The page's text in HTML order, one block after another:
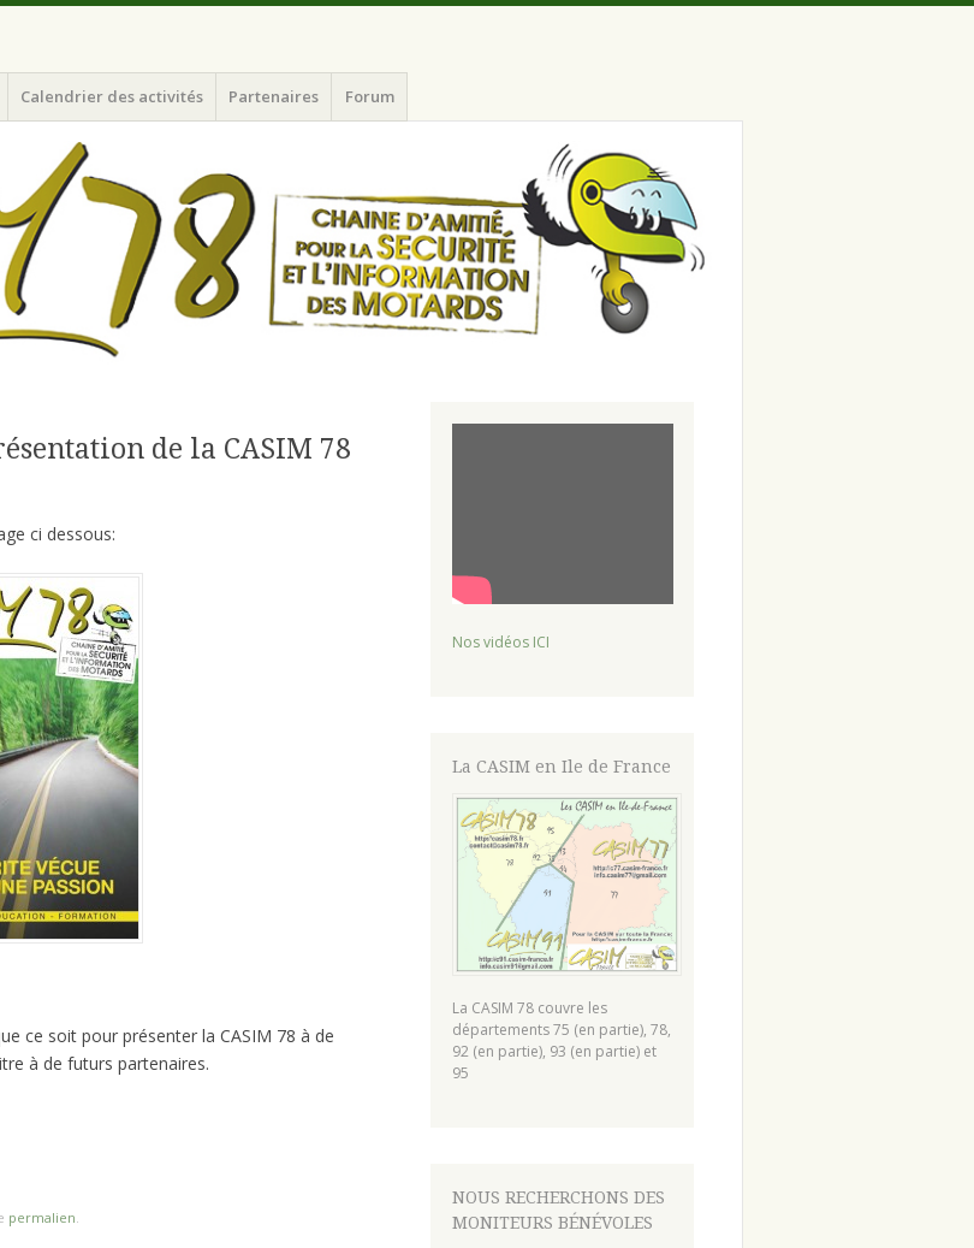
du N-O de l'Ile de France
Calendrier des activités Partenaires Forum
de la CASIM 78
ci dessous:
ce soit pour présenter la CASIM 78 à de
à de futurs partenaires.
permalien.
Nos vidéos ICI
La CASIM en Ile de France
La CASIM 78 couvre les
départements 75 (en partie), 78,
92 (en partie), 93 (en partie) et
95
NOUS RECHERCHONS DES
MONITEURS BÉNÉVOLES